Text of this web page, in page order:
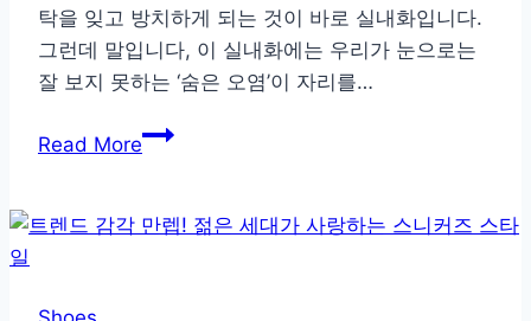
탁을 잊고 방치하게 되는 것이 바로 실내화입니다.
그런데 말입니다, 이 실내화에는 우리가 눈으로는
잘 보지 못하는 ‘숨은 오염’이 자리를…
Read More눈
보